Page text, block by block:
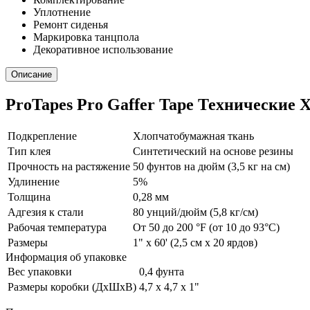
Уплотнение
Ремонт сиденья
Маркировка танцпола
Декоративное использование
Описание
ProTapes Pro Gaffer Tape Технические
Подкрепление
Хлопчатобумажная ткань
Тип клея
Синтетический на основе резины
Прочность на растяжение 50 фунтов на дюйм (3,5 кг на см)
Удлинение
5%
Толщина
0,28 мм
Адгезия к стали
80 унций/дюйм (5,8 кг/см)
Рабочая температура
От 50 до 200 °F (от 10 до 93°C)
Размеры
1" x 60' (2,5 см x 20 ярдов)
Информация об упаковке
Вес упаковки
0,4 фунта
Размеры коробки (ДxШxВ) 4,7 x 4,7 x 1"